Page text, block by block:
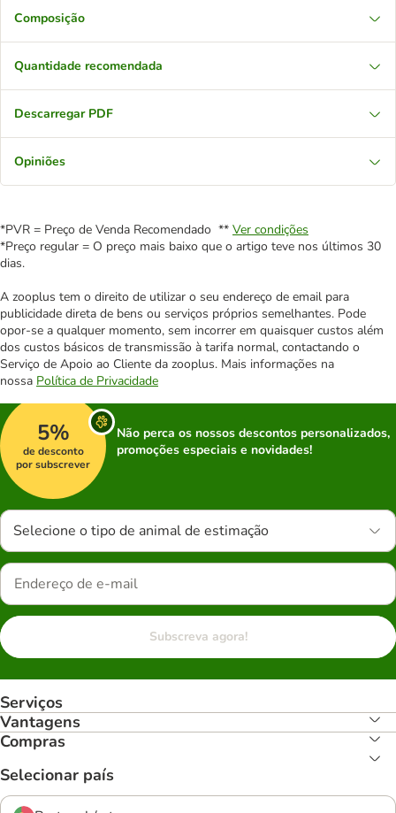
Composição
Quantidade recomendada
Descarregar PDF
Opiniões
*PVR = Preço de Venda Recomendado ** Ver condições
*Preço regular = O preço mais baixo que o artigo teve nos últimos 30
dias.
A zooplus tem o direito de utilizar o seu endereço de email para
publicidade direta de bens ou serviços próprios semelhantes. Pode
opor-se a qualquer momento, sem incorrer em quaisquer custos além
dos custos básicos de transmissão à tarifa normal, contactando o
Serviço de Apoio ao Cliente da zooplus. Mais informações na
nossa Política de Privacidade
5%
de desconto
por subscrever
Não perca os nossos descontos personalizados,
promoções especiais e novidades!
Selecione o tipo de animal de estimação
Subscreva agora!
Serviços
Vantagens
Compras
Selecionar país